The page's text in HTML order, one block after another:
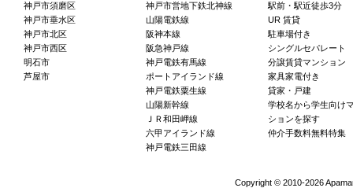
神戸市須磨区
神戸市垂水区
神戸市北区
神戸市西区
明石市
芦屋市
神戸市営地下鉄北神線
山陽電鉄線
阪神本線
阪急神戸線
神戸電鉄有馬線
ポートアイランド線
神戸電鉄粟生線
山陽新幹線
ＪＲ和田岬線
六甲アイランド線
神戸電鉄三田線
駅前・駅近徒歩3分
UR 賃貸
駐車場付き
シングルセパレート
分譲賃貸マンション
家具家電付き
貸家・戸建
学校名から学生向け
ションを探す
仲介手数料無料特集
Copyright © 2010-2026